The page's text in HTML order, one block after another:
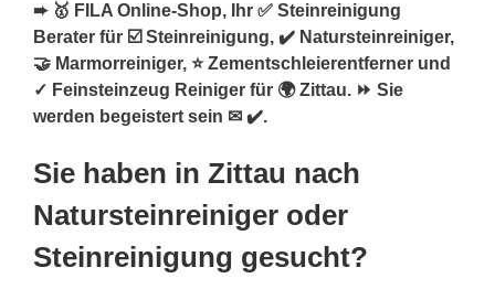
➨ 🥇 FILA Online-Shop, Ihr ✅ Steinreinigung
Berater für ☑️ Steinreinigung, ✔️ Natursteinreiniger,
🤝 Marmorreiniger, ⭐ Zementschleierentferner und
✓ Feinsteinzeug Reiniger für 🌍 Zittau. ⏩ Sie
werden begeistert sein ✉ ✔️.
Sie haben in Zittau nach
Natursteinreiniger oder
Steinreinigung gesucht?